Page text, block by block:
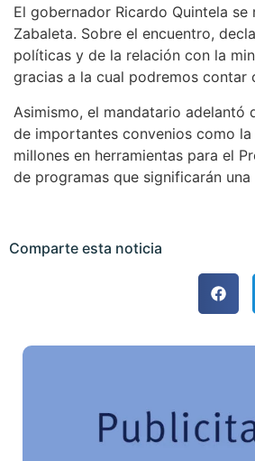
El gobernador Ricardo Quintela
Zabaleta. Sobre el encuentro,
políticas y de la relación con la
gracias a la cual podremos contar
Asimismo, el mandatario adelantó
de importantes convenios como
millones en herramientas para el
de programas que significarán
Comparte esta noticia